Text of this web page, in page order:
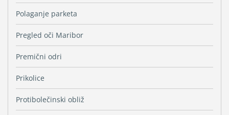
Polaganje parketa
Pregled oči Maribor
Premični odri
Prikolice
Protibolečinski obliž